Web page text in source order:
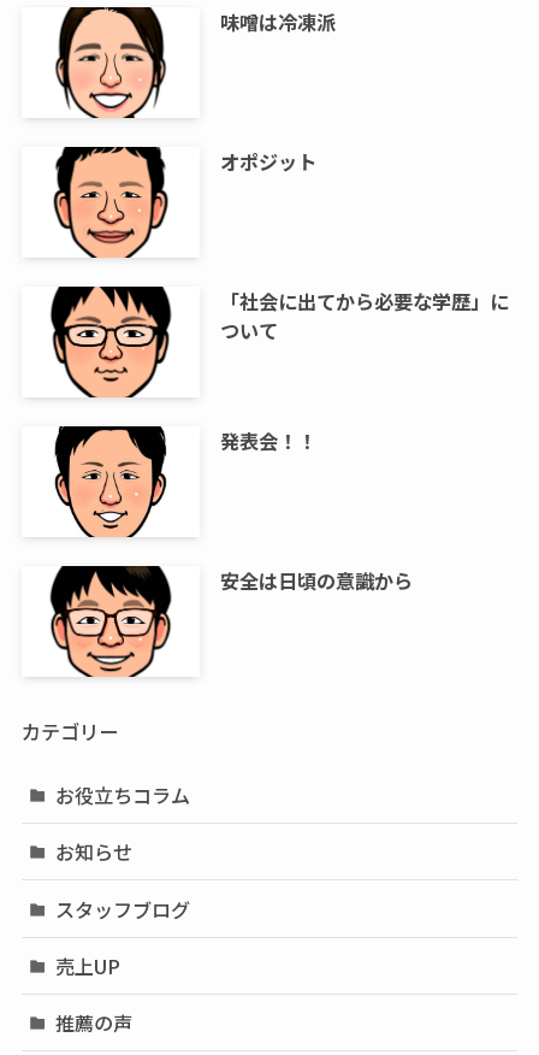
味噌は冷凍派
オポジット
「社会に出てから必要な学歴」に
ついて
発表会！！
安全は日頃の意識から
カテゴリー
お役立ちコラム
お知らせ
スタッフブログ
売上UP
推薦の声